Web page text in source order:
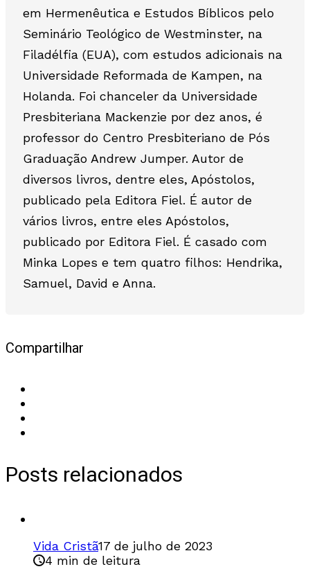
em Hermenêutica e Estudos Bíblicos pelo
Seminário Teológico de Westminster, na
Filadélfia (EUA), com estudos adicionais na
Universidade Reformada de Kampen, na
Holanda. Foi chanceler da Universidade
Presbiteriana Mackenzie por dez anos, é
professor do Centro Presbiteriano de Pós
Graduação Andrew Jumper. Autor de
diversos livros, dentre eles, Apóstolos,
publicado pela Editora Fiel. É autor de
vários livros, entre eles Apóstolos,
publicado por Editora Fiel. É casado com
Minka Lopes e tem quatro filhos: Hendrika,
Samuel, David e Anna.
Compartilhar
Posts relacionados
Vida Cristã17 de julho de 2023
4 min de leitura